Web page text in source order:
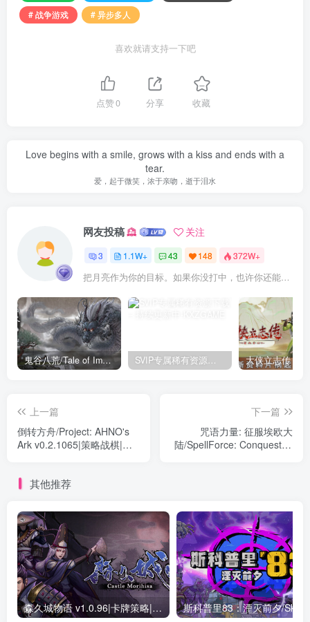
# 战争游戏
# 异步多人
喜欢就请支持一下吧
点赞0 分享 收藏
Love begins with a smile, grows with a kiss and ends with a
tear.
爱，起于微笑，浓于亲吻，逝于泪水
网友投稿 关注
3 1.1W+ 43 148 372W+
把月亮作为你的目标。如果你没打中，也许你还能打中星星
鬼谷八荒/Tale of Immortal v1.2.105.259|角色扮演|容量27.4GB|免安装绿色中文版 SVIP专属稀有资源下载 – 持续更新中
上一篇
倒转方舟/Project: AHNO's
Ark v0.2.1065|策略战棋|容
下一篇
咒语力量: 征服埃欧大
陆/SpellForce: Conquest of
其他推荐
森久城物语 v1.0.96|卡牌策略|容量1GB|免安装绿色中文版